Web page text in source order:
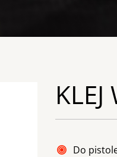
Do